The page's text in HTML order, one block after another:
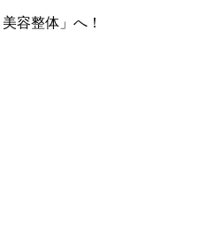
容整体」へ！